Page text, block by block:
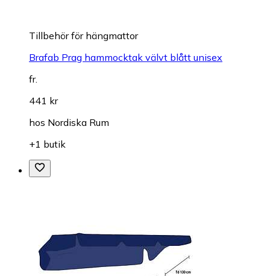
Tillbehör för hängmattor
Brafab Prag hammocktak välvt blått unisex
fr.
441 kr
hos Nordiska Rum
+1 butik